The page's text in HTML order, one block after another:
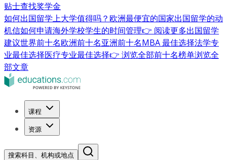
贴士查找奖学金
如何出国留学上大学值得吗？ 欧洲最便宜的国家出国留学的动
机信如何申请海外学校学生的时间管理👉 阅读更多出国留学
建议世界前十名欧洲前十名亚洲前十名MBA 最佳选择法学专
业最佳选择医疗专业最佳选择👉 浏览全部前十名榜单浏览全
部文章
课程
资源
搜索科目、机构或地点